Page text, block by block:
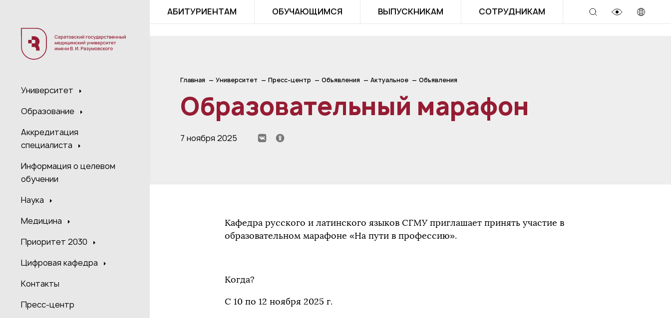
Университет
Образование
Аккредитация
специалиста
Информация о целевом
обучении
Наука
Медицина
Приоритет 2030
Цифровая кафедра
Контакты
Пресс-центр
АБИТУРИЕНТАМ ОБУЧАЮЩИМСЯ ВЫПУСКНИКАМ СОТРУДНИКАМ
Главная Университет Пресс-центр Объявления Актуальное Объявления
Образовательный марафон
7 ноября 2025
Кафедра русского и латинского языков СГМУ приглашает принять участие в
образовательном марафоне «На пути в профессию».
Когда?
С 10 по 12 ноября 2025 г.